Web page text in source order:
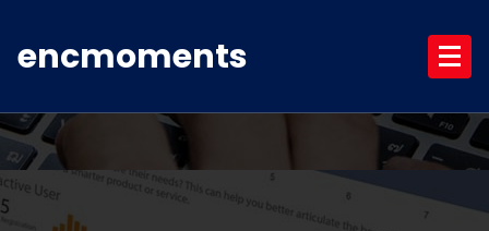
content
encmoments